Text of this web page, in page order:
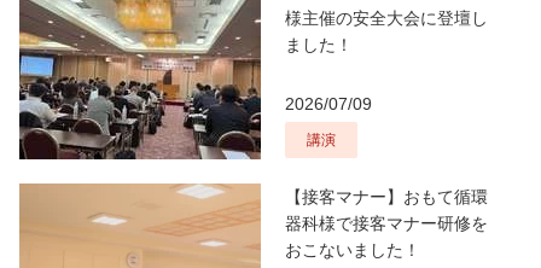
様主催の安全大会に登壇し
ました！
2026/07/09
講演
【接客マナー】おもて循環
器科様で接客マナー研修を
おこないました！